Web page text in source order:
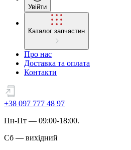
Увійти
Каталог запчастин
Про нас
Доставка та оплата
Контакти
+38 097 777 48 97
Пн-Пт — 09:00-18:00.
Сб — вихідний